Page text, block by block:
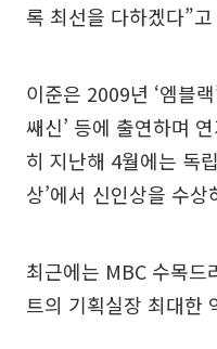
록 최선을 다하겠다”
이준은 2009년 ‘엠블
쌔신’ 등에 출연하며
히 지난해 4월에는 독
상’에서 신인상을 수
최근에는 MBC 수목드
트의 기획실장 최대한